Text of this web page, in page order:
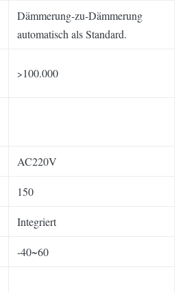
Dämmerung-zu-Dämmerung
automatisch als Standard.
>100.000
AC220V
150
Integriert
-40~60